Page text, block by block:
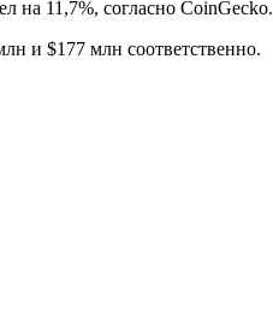
на 11,7%, согласно CoinGecko.
и $177 млн соответственно.